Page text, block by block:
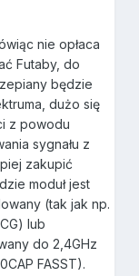
nie opłaca
Futaby, do
będzie
dużo się
z powodu
sygnału z
zakupić
moduł jest
(tak jak np.
lub
do 2,4GHz
FASST).